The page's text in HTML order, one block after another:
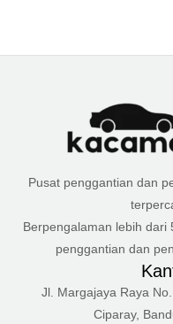
Pusat penggantian dan
Berpengalaman lebih dari
penggantian dan
Jl. Margajaya Raya
Ciparay,